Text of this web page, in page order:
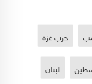
حرب غزة
لبنان